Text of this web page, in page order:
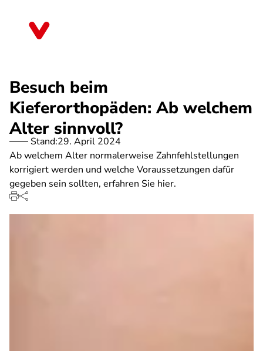
Besuch beim
Kieferorthopäden: Ab welchem
Alter sinnvoll?
Stand:29. April 2024
Ab welchem Alter normalerweise Zahnfehlstellungen
korrigiert werden und welche Voraussetzungen dafür
gegeben sein sollten, erfahren Sie hier.